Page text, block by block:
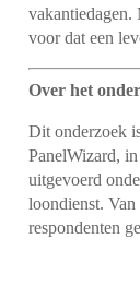
vakantiedagen.
voor dat een
Over het
Dit onderzoek
PanelWizard,
uitgevoerd
loondienst. Van
respondenten